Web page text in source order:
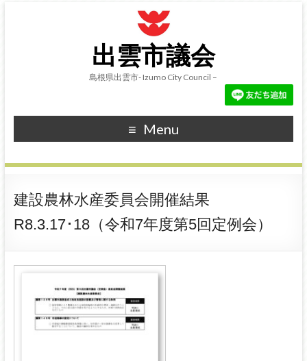
出雲市議会
島根県出雲市- Izumo City Council –
Menu
建設農林水産委員会開催結果
R8.3.17･18（令和7年度第5回定例会）